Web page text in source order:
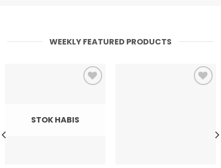
WEEKLY FEATURED PRODUCTS
Wishlist
STOK HABIS